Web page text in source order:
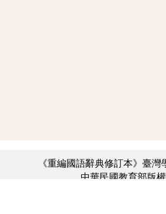
《重編國語辭典修訂本》臺灣
中華民國教育部版